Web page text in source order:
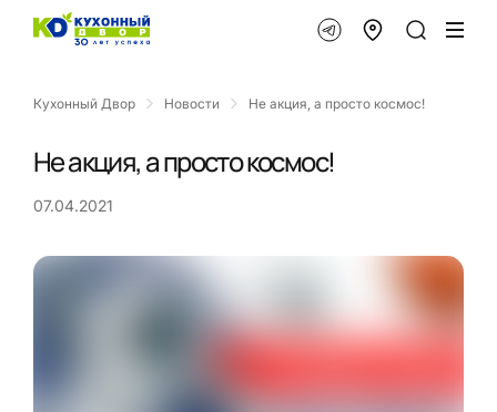
Кухонный Двор Новости Не акция, а просто космос!
Не акция, а просто космос!
07.04.2021